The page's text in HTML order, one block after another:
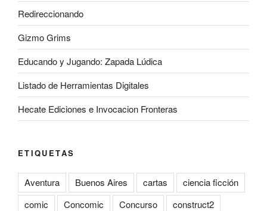
Redireccionando
Gizmo Grims
Educando y Jugando: Zapada Lúdica
Listado de Herramientas Digitales
Hecate Ediciones e Invocacion Fronteras
ETIQUETAS
Aventura Buenos Aires cartas
ciencia ficción
comic
Concomic Concurso
construct2